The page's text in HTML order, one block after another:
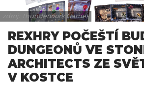
zdroj: Thunderwork Games
REXHRY POČEŠTÍ
DUNGEONŮ VE
ARCHITECTS ZE
V KOSTCE